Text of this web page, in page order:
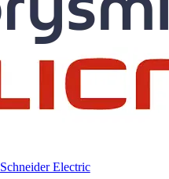
Schneider Electric